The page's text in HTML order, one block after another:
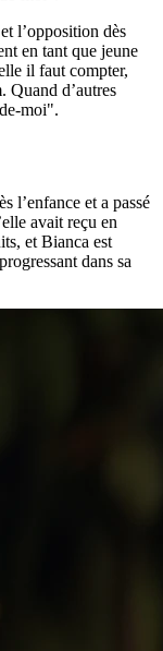
l’opposition dès
en tant que jeune
il faut compter,
Quand d’autres
moi".
l’enfance et a passé
avait reçu en
et Bianca est
dans sa